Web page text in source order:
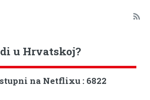
u Hrvatskoj?
na Netflixu : 6822